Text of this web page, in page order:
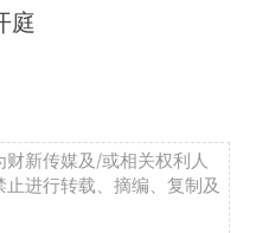
庭
新传媒及/或相关权利人
进行转载、摘编、复制及